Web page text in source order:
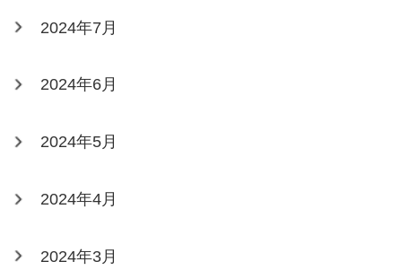
2024年7月
2024年6月
2024年5月
2024年4月
2024年3月